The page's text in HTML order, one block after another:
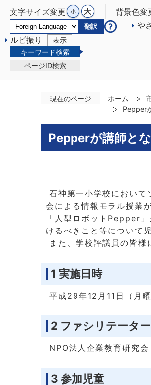
文字サイズ変更 背景色変
翻訳 や
ルビ振り
表示
キーワード検索
ページID検索
現在のページ ホーム
Pepper
Pepperが講師と
石神第一小学校において
会による情報モラル授業
「人型ロボット Pepper
けるべきこと等について
また、学校評議員の皆様
1 実施日時
平成29年12月11日（月
2 ファシリテーター
NPO法人企業教育研究会
3 参加児童